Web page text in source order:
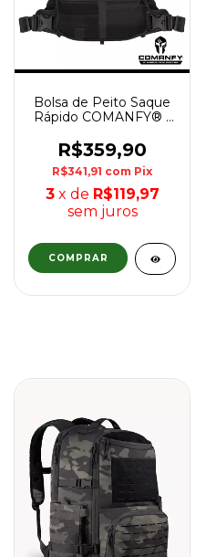
Bolsa de Peito Saque
Rápido COMANFY® -
R$359,90
R$341,91 com Pix
3 x de R$119,97
sem juros